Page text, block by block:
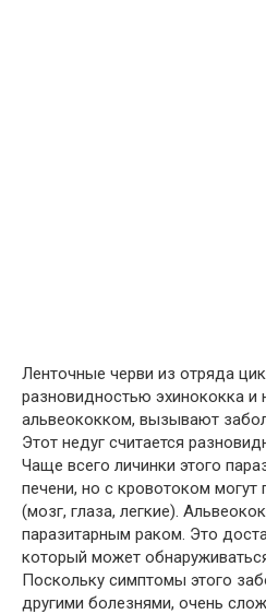
Ленточные черви из отряда
разновидностью эхинококка и
альвеококком, вызывают
Этот недуг считается
Чаще всего личинки этого
печени, но с кровотоком могут
(мозг, глаза, легкие).
паразитарным раком. Это
который может
Поскольку симптомы этого
другими болезнями, очень